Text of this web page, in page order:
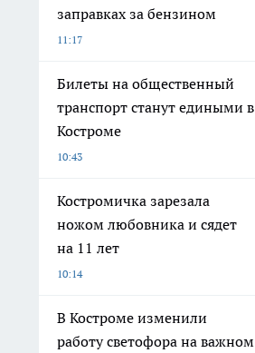
заправках за бензином
11:17
Билеты на общественный
транспорт станут едиными в
Костроме
10:43
Костромичка зарезала
ножом любовника и сядет
на 11 лет
10:14
В Костроме изменили
работу светофора на важном